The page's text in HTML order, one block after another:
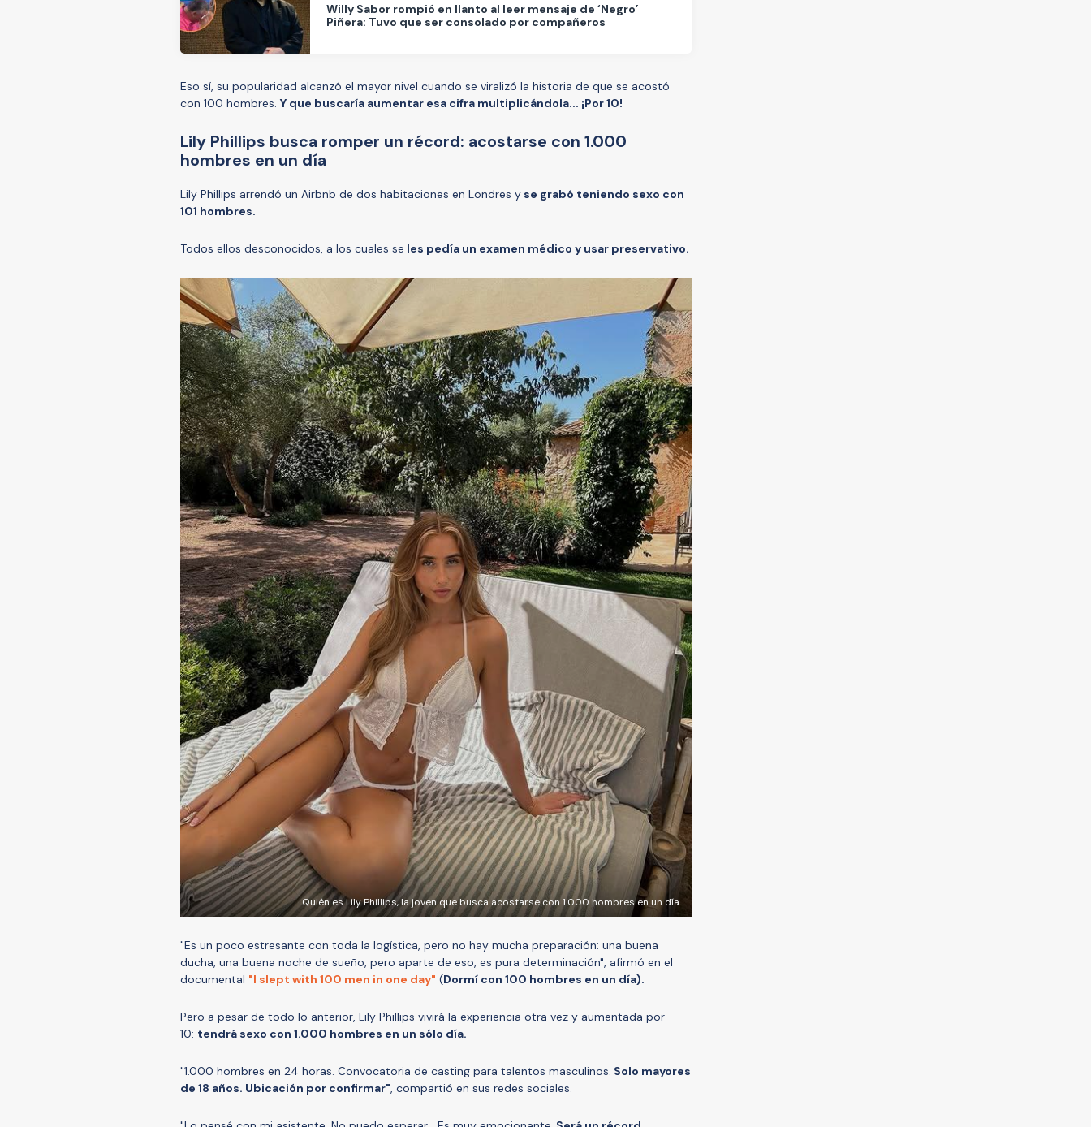
Willy Sabor rompió en llanto al leer mensaje de ‘Negro’
Piñera: Tuvo que ser consolado por compañeros
Eso sí, su popularidad alcanzó el mayor nivel cuando se viralizó la historia de que se acostó
con 100 hombres. Y que buscaría aumentar esa cifra multiplicándola... ¡Por 10!
Lily Phillips busca romper un récord: acostarse con 1.000
hombres en un día
Lily Phillips arrendó un Airbnb de dos habitaciones en Londres y se grabó teniendo sexo con
101 hombres.
Todos ellos desconocidos, a los cuales se les pedía un examen médico y usar preservativo.
Quién es Lily Phillips, la joven que busca acostarse con 1.000 hombres en un día
"Es un poco estresante con toda la logística, pero no hay mucha preparación: una buena
ducha, una buena noche de sueño, pero aparte de eso, es pura determinación", afirmó en el
documental "I slept with 100 men in one day" (Dormí con 100 hombres en un día).
Pero a pesar de todo lo anterior, Lily Phillips vivirá la experiencia otra vez y aumentada por
10: tendrá sexo con 1.000 hombres en un sólo día.
"1.000 hombres en 24 horas. Convocatoria de casting para talentos masculinos. Solo mayores
de 18 años. Ubicación por confirmar", compartió en sus redes sociales.